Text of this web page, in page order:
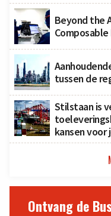
Beyond the
tussen de
Stilstaan is
kansen voor
Ontvang de